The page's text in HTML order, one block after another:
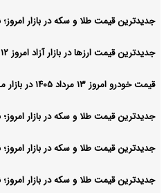
جدیدترین قیمت طلا و سکه در بازار امروز؛ نوسانات ۱۱
جدیدترین قیمت ارزها در بازار آزاد امروز ۱۲ مرداد ۱۴۰۵
قیمت خودرو امروز ۱۳ مرداد ۱۴۰۵ در بازار مشخص شد
جدیدترین قیمت طلا و سکه در بازار امروز؛ نوسانات ۱۰
جدیدترین قیمت طلا و سکه در بازار امروز؛ نوسانات ۹
جدیدترین قیمت طلا و سکه در بازار امروز؛ نوسانات ۱۵